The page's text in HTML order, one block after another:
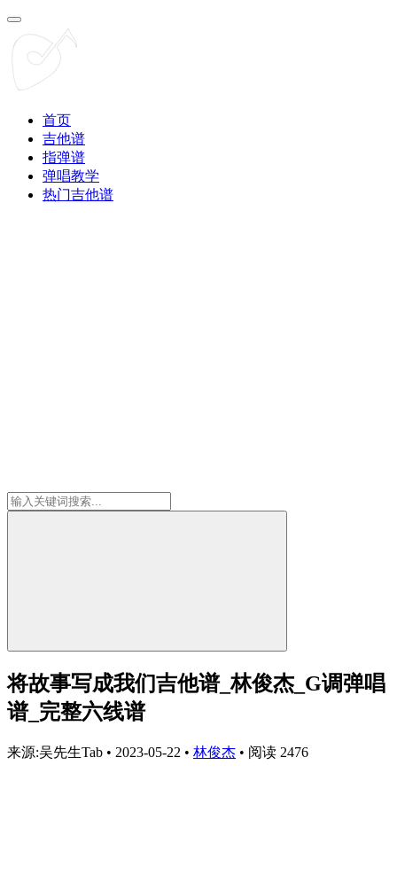
首页
吉他谱
指弹谱
弹唱教学
热门吉他谱
将故事写成我们吉他谱_林俊杰_G调弹唱
谱_完整六线谱
来源:吴先生Tab • 2023-05-22 • 林俊杰 • 阅读 2476